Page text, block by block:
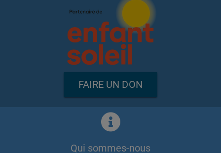
FAIRE UN DON
Qui sommes-nous